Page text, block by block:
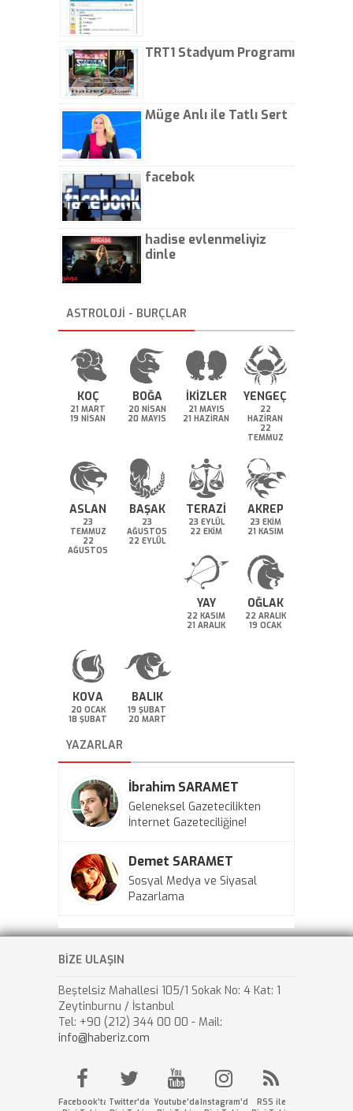
TRT1 Stadyum Programı
Müge Anlı ile Tatlı Sert
facebok
hadise evlenmeliyiz
dinle
ASTROLOJİ - BURÇLAR
KOÇ
21 MART
19 NİSAN
BOĞA
20 NİSAN
20 MAYIS
İKİZLER
21 MAYIS
21 HAZİRAN
YENGEÇ
22
HAZİRAN
22
TEMMUZ
ASLAN
23
TEMMUZ
22
AĞUSTOS
BAŞAK
23
AĞUSTOS
22 EYLÜL
TERAZİ
23 EYLÜL
22 EKİM
AKREP
23 EKİM
21 KASIM
YAY
22 KASIM
21 ARALIK
OĞLAK
22 ARALIK
19 OCAK
KOVA
20 OCAK
18 ŞUBAT
BALIK
19 ŞUBAT
20 MART
YAZARLAR
İbrahim SARAMET
Geleneksel Gazetecilikten
İnternet Gazeteciliğine!
Demet SARAMET
Sosyal Medya ve Siyasal
Pazarlama
BİZE ULAŞIN
Beştelsiz Mahallesi 105/1 Sokak No: 4 Kat: 1
Zeytinburnu / İstanbul
Tel: +90 (212) 344 00 00 - Mail:
info@haberiz.com
Facebook'ta Twitter'da Youtube'da Instagram'da
RSS ile